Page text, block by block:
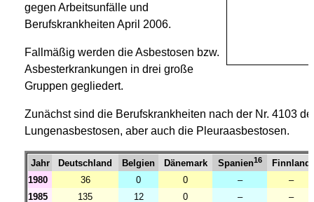
gegen Arbeitsunfälle und
Berufskrankheiten April 2006.
Fallmäßig werden die Asbestosen bzw.
Asbesterkrankungen in drei große
Gruppen gegliedert.
Zunächst sind die Berufskrankheiten nach der Nr. 4103
Lungenasbestosen, aber auch die Pleuraasbestosen.
Jahr Deutschland Belgien Dänemark Spanien16
Finnland
1980
36 0 0 –
–
1985
135 12 0 –
–